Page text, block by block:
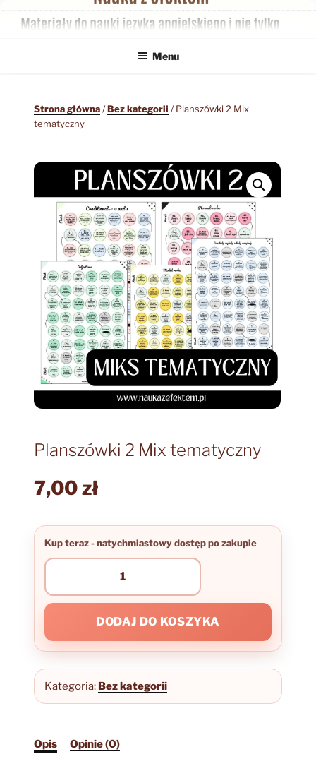
Przejdź
Menu
Strona główna/Bez kategorii / Planszówki 2 Mix
tematyczny
Planszówki 2 Mix tematyczny
7,00zł
ilość
2
tematyczny
DODAJ DO KOSZYKA
Kategoria: Bez kategorii
Opis Opinie (0)